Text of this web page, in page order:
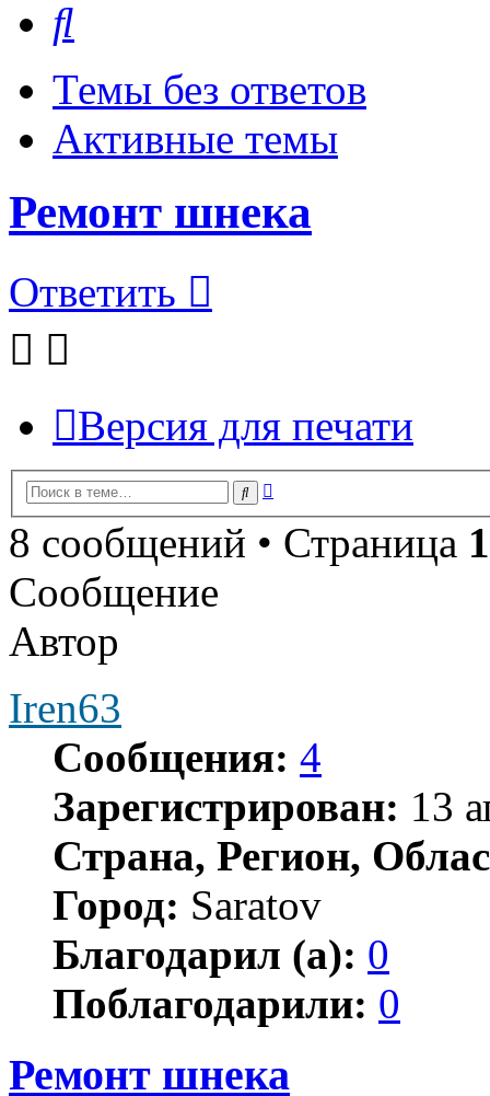
Темы без ответов
Активные темы
Ремонт шнека
Ответить
Версия для печати
Поиск
8 сообщений • Страница 1
Сообщение
Автор
Iren63
Сообщения: 4
Зарегистрирован: 13
Страна, Регион,
Город: Saratov
Благодарил (а): 0
Поблагодарили: 0
Ремонт шнека